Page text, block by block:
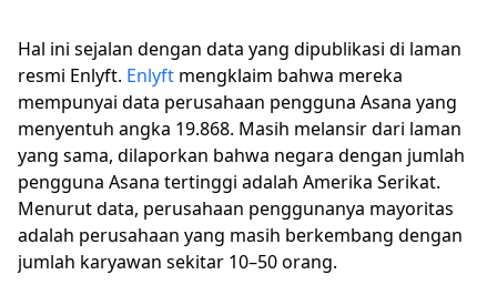
Hal ini sejalan dengan data yang dipublikasi di laman
resmi Enlyft. Enlyft mengklaim bahwa mereka
mempunyai data perusahaan pengguna Asana yang
menyentuh angka 19.868. Masih melansir dari laman
yang sama, dilaporkan bahwa negara dengan jumlah
pengguna Asana tertinggi adalah Amerika Serikat.
Menurut data, perusahaan penggunanya mayoritas
adalah perusahaan yang masih berkembang dengan
jumlah karyawan sekitar 10–50 orang.